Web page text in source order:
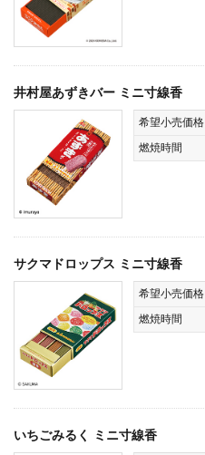
井村屋あずきバー ミニ寸線香
希望小売価格
燃焼時間
サクマドロップス ミニ寸線香
希望小売価格
燃焼時間
いちごみるく ミニ寸線香